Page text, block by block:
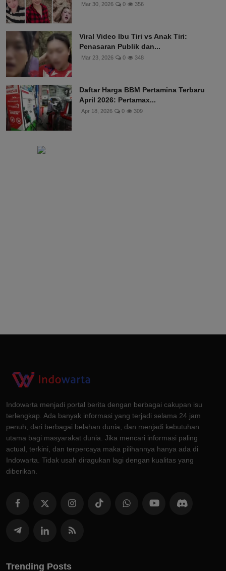
Mar 30, 2026 0 356
Viral Video Ibu Tiri vs Anak Tiri:
Penasaran Publik dan...
Mar 23, 2026 0 348
Daftar Harga BBM Pertamina Terbaru
April 2026: Pertamax...
Apr 18, 2026 0 309
Indowarta menjadi portal berita dengan berbagai cakupan isu
terlengkap. Ada banyak informasi yang terjadi selama 24 jam
penuh, dari berbagai belahan dunia, dan menjadi kebutuhan
utama bagi masyarakat dunia. Jika mencari informasi paling
actual, terkini, dan terpercaya maka pilihannya hanya ada di
Indowarta. Tidak usah diragukan lagi dengan kualitas yang
diberikan.
Trending Posts